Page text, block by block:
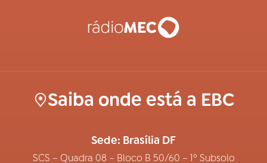
Saiba onde está a EBC
Sede: Brasília DF
SCS – Quadra 08 – Bloco B 50/60 – 1º Subsolo